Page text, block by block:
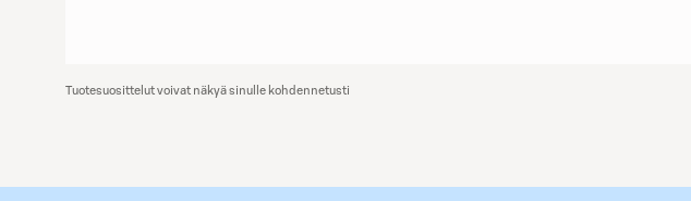
Tuotesuosittelut voivat näkyä sinulle kohdennetusti